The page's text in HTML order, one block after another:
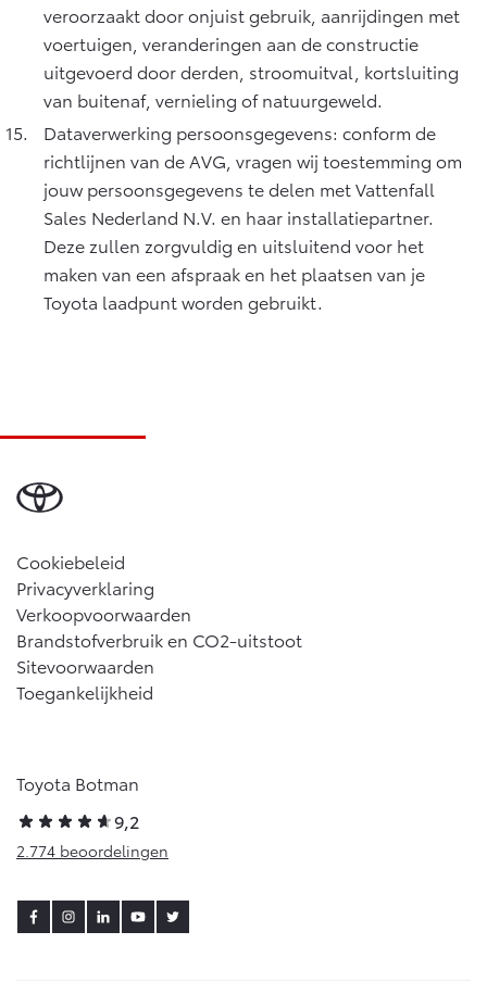
veroorzaakt door onjuist gebruik, aanrijdingen met
voertuigen, veranderingen aan de constructie
uitgevoerd door derden, stroomuitval, kortsluiting
van buitenaf, vernieling of natuurgeweld.
Dataverwerking persoonsgegevens: conform de
richtlijnen van de AVG, vragen wij toestemming om
jouw persoonsgegevens te delen met Vattenfall
Sales Nederland N.V. en haar installatiepartner.
Deze zullen zorgvuldig en uitsluitend voor het
maken van een afspraak en het plaatsen van je
Toyota laadpunt worden gebruikt.
Cookiebeleid
Privacyverklaring
Verkoopvoorwaarden
Brandstofverbruik en CO2-uitstoot
Sitevoorwaarden
Toegankelijkheid
Toyota Botman
9,2
2.774 beoordelingen